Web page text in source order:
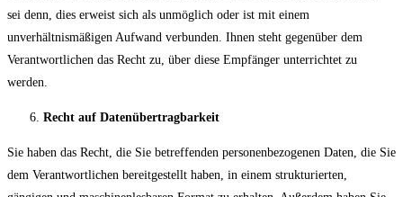
sei denn, dies erweist sich als unmöglich oder ist mit einem
unverhältnismäßigen Aufwand verbunden. Ihnen steht gegenüber dem
Verantwortlichen das Recht zu, über diese Empfänger unterrichtet zu
werden.
Recht auf Datenübertragbarkeit
Sie haben das Recht, die Sie betreffenden personenbezogenen Daten, die Sie
dem Verantwortlichen bereitgestellt haben, in einem strukturierten,